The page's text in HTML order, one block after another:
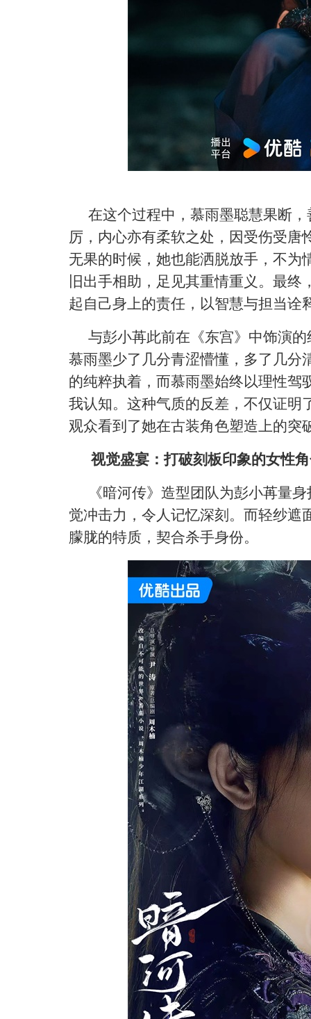
在这个过程中，慕雨墨聪慧果断
厉，内心亦有柔软之处，因受伤受唐
无果的时候，她也能洒脱放手，不为
旧出手相助，足见其重情重义。最
起自己身上的责任，以智慧与担当诠
与彭小苒此前在《东宫》中饰演
慕雨墨少了几分青涩懵懂，多了几分
的纯粹执着，而慕雨墨始终以理性驾
我认知。这种气质的反差，不仅证明
观众看到了她在古装角色塑造上的突
视觉盛宴：打破刻板印象的女性
《暗河传》造型团队为彭小苒量
觉冲击力，令人记忆深刻。而轻纱遮
朦胧的特质，契合杀手身份。